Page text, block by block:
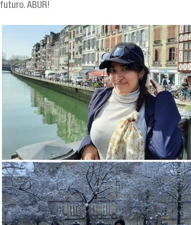
futuro. ABUR!
collage_javsan.jpg